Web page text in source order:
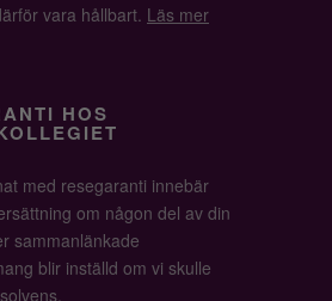
vara hållbart. Läs mer
HOS
med resegaranti innebär
om någon del av din
sammanlänkade
blir inställd om vi skulle